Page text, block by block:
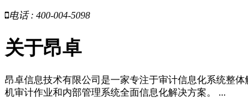
电话 : 400-004-5098
关于昂卓
昂卓信息技术有限公司是一家专注于审计信息化系统整
机审计作业和内部管理系统全面信息化解决方案。 ...